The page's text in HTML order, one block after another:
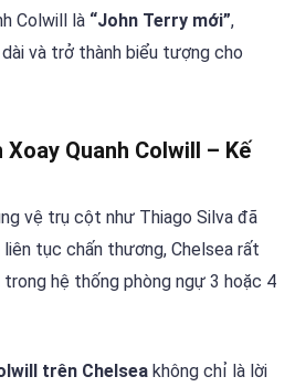
Colwill là “John Terry mới”,
và trở thành biểu tượng cho
Quanh Colwill – Kế
vệ trụ cột như Thiago Silva đã
tục chấn thương, Chelsea rất
hệ thống phòng ngự 3 hoặc 4
trên Chelsea không chỉ là lời